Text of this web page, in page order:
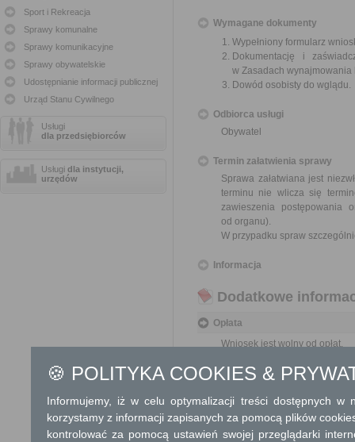
Sport i Rekreacja
Sprawy komunalne
Sprawy komunikacyjne
Sprawy obywatelskie
Udostępnianie informacji publicznej
Urząd Stanu Cywilnego
Usługi
dla przedsiębiorców
Usługi dla instytucji,
urzędów
Wymagane dokumenty
Wypełniony formularz
Dokumentację i
w Zasadach wynajmowania
Dowód osobisty do wglądu.
Odbiorca usługi
Obywatel
Termin załatwienia sprawy
Sprawa załatwiana jest
terminu nie wlicza się
zawieszenia postępowania
od organu).
W przypadku spraw
Informacja
Dodatkowe
Opłata
Wniosek jest wolny od opłat.
Tryb odwoławczy
Brak
Skargi i wnioski
🍪 POLITYKA COOKIES &
Informujemy, iż w celu optymalizacji treści dostępnych w
korzystamy z informacji zapisanych za pomocą plików
kontrolować za pomocą ustawień swojej przeglądarki